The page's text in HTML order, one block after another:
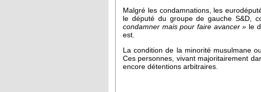
Malgré les condamnations, les
le député du groupe de gauche S&D,
condamner mais pour faire avancer » le
est.
La condition de la minorité musulmane
Ces personnes, vivant majoritairement
encore détentions arbitraires.